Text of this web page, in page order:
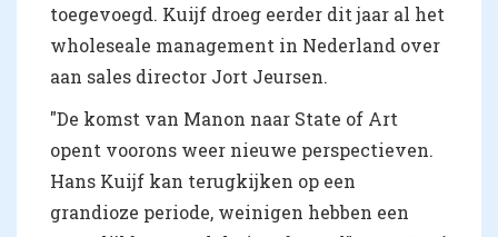
toegevoegd. Kuijf droeg eerder dit jaar al het
wholeseale management in Nederland over
aan sales director Jort Jeursen.
"De komst van Manon naar State of Art
opent voorons weer nieuwe perspectieven.
Hans Kuijf kan terugkijken op een
grandioze periode, weinigen hebben een